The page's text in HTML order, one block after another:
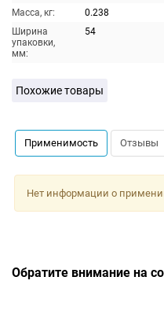
Масса, кг:
0.238
Ширина
упаковки,
мм:
54
Похожие товары
Применимость Отзывы
Нет информации о
Обратите внимание на